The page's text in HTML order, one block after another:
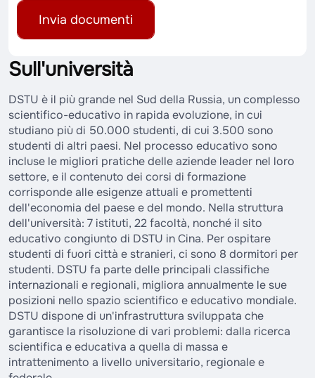
Invia documenti
Sull'università
DSTU è il più grande nel Sud della Russia, un complesso
scientifico-educativo in rapida evoluzione, in cui
studiano più di 50.000 studenti, di cui 3.500 sono
studenti di altri paesi. Nel processo educativo sono
incluse le migliori pratiche delle aziende leader nel loro
settore, e il contenuto dei corsi di formazione
corrisponde alle esigenze attuali e promettenti
dell'economia del paese e del mondo. Nella struttura
dell'università: 7 istituti, 22 facoltà, nonché il sito
educativo congiunto di DSTU in Cina. Per ospitare
studenti di fuori città e stranieri, ci sono 8 dormitori per
studenti. DSTU fa parte delle principali classifiche
internazionali e regionali, migliora annualmente le sue
posizioni nello spazio scientifico e educativo mondiale.
DSTU dispone di un'infrastruttura sviluppata che
garantisce la risoluzione di vari problemi: dalla ricerca
scientifica e educativa a quella di massa e
intrattenimento a livello universitario, regionale e